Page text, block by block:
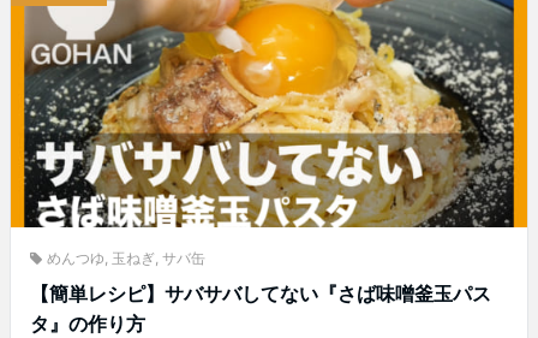
めんつゆ, 玉ねぎ, サバ缶
【簡単レシピ】サバサバしてない『さば味噌釜玉パス
タ』の作り方